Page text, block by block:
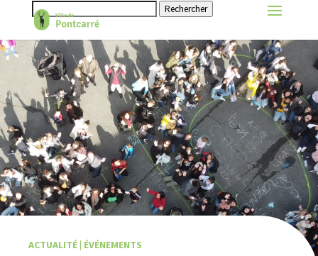
Rechercher
ACTUALITÉ| ÉVÉNEMENTS